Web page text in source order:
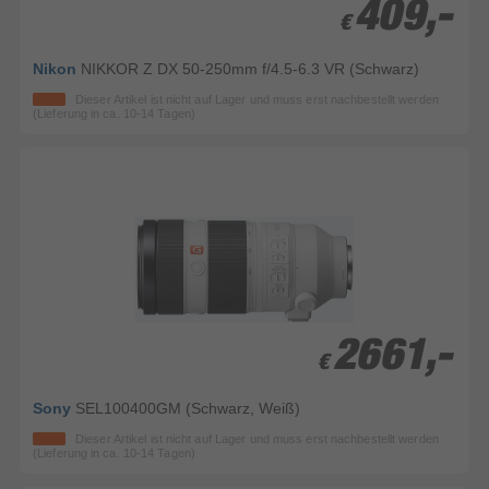
€ 409,-
€ 409,-
Nikon NIKKOR Z DX 50-250mm f/4.5-6.3 VR (Schwarz)
Dieser Artikel ist nicht auf Lager und muss erst nachbestellt werden
(Lieferung in ca. 10-14 Tagen)
€ 2661,-
€ 2661,-
Sony SEL100400GM (Schwarz, Weiß)
Dieser Artikel ist nicht auf Lager und muss erst nachbestellt werden
(Lieferung in ca. 10-14 Tagen)